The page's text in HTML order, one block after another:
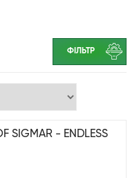
ФІЛЬТР
SIGMAR - ENDLESS